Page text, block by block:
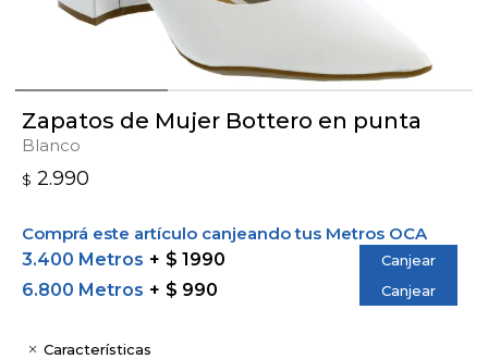
Zapatos de Mujer Bottero en punta
Blanco
$ 2.990
Comprá este artículo canjeando tus Metros OCA
3.400 Metros
$ 1990 Canjear
6.800 Metros $ 990 Canjear
Características